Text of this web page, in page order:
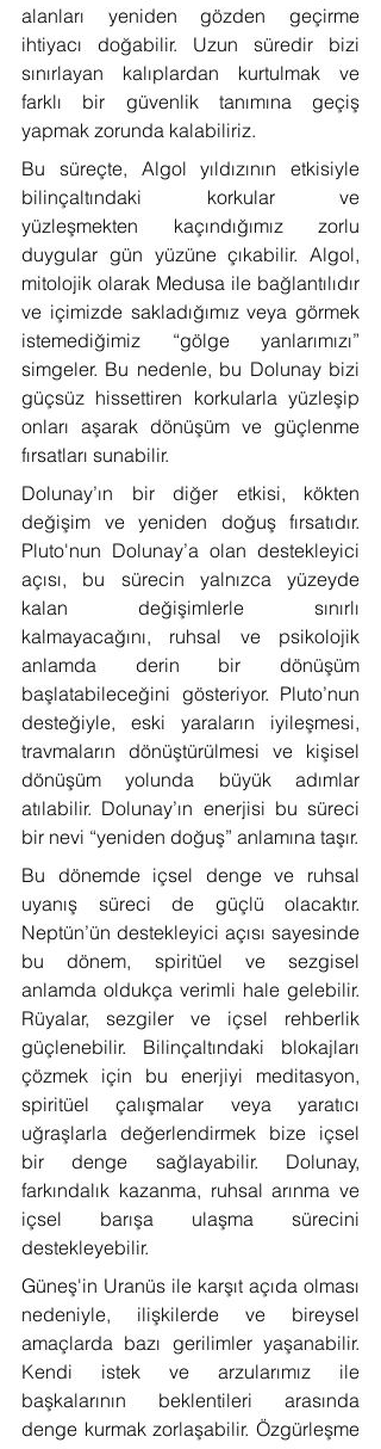
alanları yeniden gözden geçirme
ihtiyacı doğabilir. Uzun süredir bizi
sınırlayan kalıplardan kurtulmak ve
farklı bir güvenlik tanımına geçiş
yapmak zorunda kalabiliriz.
Bu süreçte, Algol yıldızının etkisiyle
bilinçaltındaki korkular ve
yüzleşmekten kaçındığımız zorlu
duygular gün yüzüne çıkabilir. Algol,
mitolojik olarak Medusa ile bağlantılıdır
ve içimizde sakladığımız veya görmek
istemediğimiz “gölge yanlarımızı”
simgeler. Bu nedenle, bu Dolunay bizi
güçsüz hissettiren korkularla yüzleşip
onları aşarak dönüşüm ve güçlenme
fırsatları sunabilir.
Dolunay’ın bir diğer etkisi, kökten
değişim ve yeniden doğuş fırsatıdır.
Pluto'nun Dolunay’a olan destekleyici
açısı, bu sürecin yalnızca yüzeyde
kalan değişimlerle sınırlı
kalmayacağını, ruhsal ve psikolojik
anlamda derin bir dönüşüm
başlatabileceğini gösteriyor. Pluto’nun
desteğiyle, eski yaraların iyileşmesi,
travmaların dönüştürülmesi ve kişisel
dönüşüm yolunda büyük adımlar
atılabilir. Dolunay’ın enerjisi bu süreci
bir nevi “yeniden doğuş” anlamına taşır.
Bu dönemde içsel denge ve ruhsal
uyanış süreci de güçlü olacaktır.
Neptün’ün destekleyici açısı sayesinde
bu dönem, spiritüel ve sezgisel
anlamda oldukça verimli hale gelebilir.
Rüyalar, sezgiler ve içsel rehberlik
güçlenebilir. Bilinçaltındaki blokajları
çözmek için bu enerjiyi meditasyon,
spiritüel çalışmalar veya yaratıcı
uğraşlarla değerlendirmek bize içsel
bir denge sağlayabilir. Dolunay,
farkındalık kazanma, ruhsal arınma ve
içsel barışa ulaşma sürecini
destekleyebilir.
Güneş'in Uranüs ile karşıt açıda olması
nedeniyle, ilişkilerde ve bireysel
amaçlarda bazı gerilimler yaşanabilir.
Kendi istek ve arzularımız ile
başkalarının beklentileri arasında
denge kurmak zorlaşabilir. Özgürleşme